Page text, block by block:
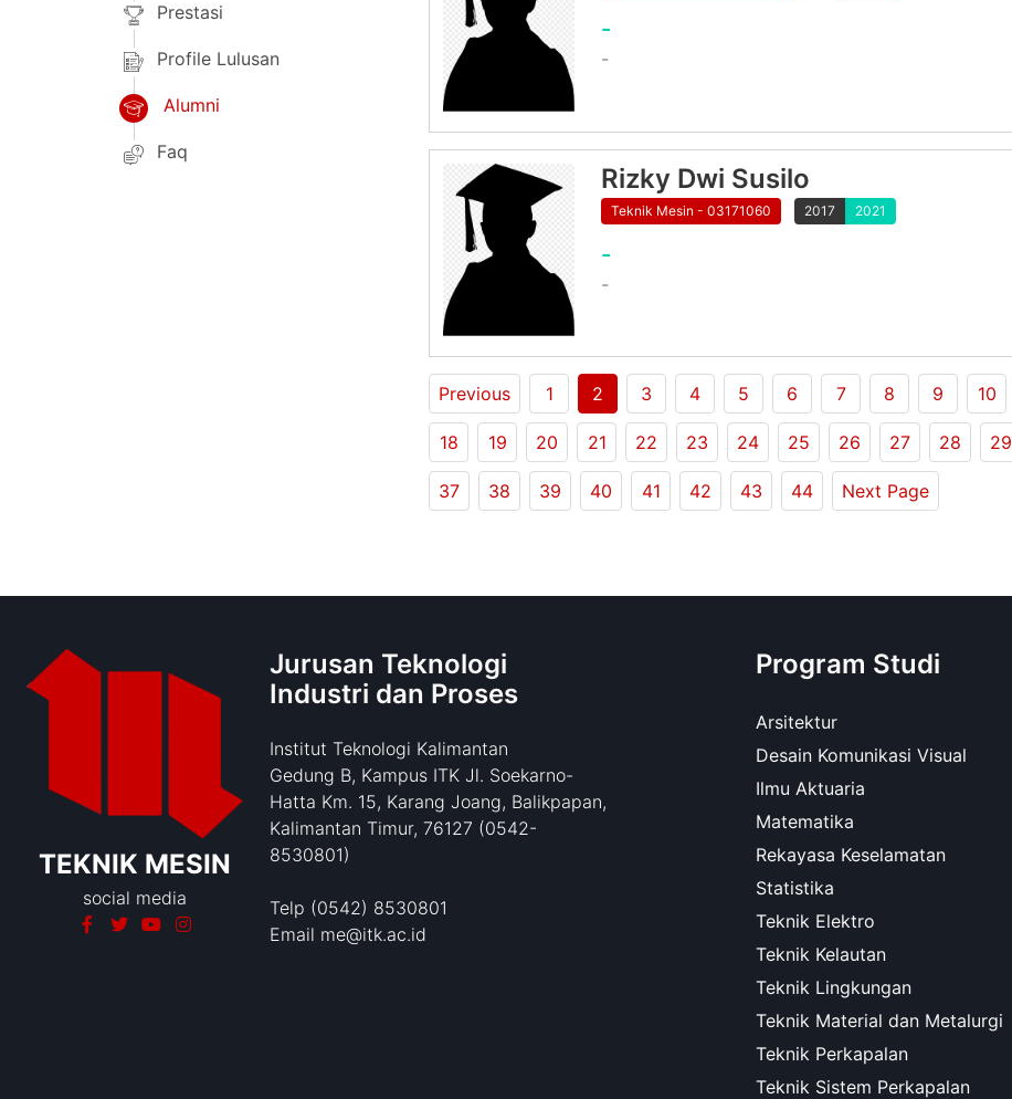
Prestasi
Profile Lulusan
Alumni
Faq
-
-
Rizky Dwi Susilo
Teknik Mesin - 03171060 2017 2021
-
-
Previous 1 2 3 4 5 6 7 8 9 10
18 19 20 21 22 23 24 25 26 27 28 29
37 38 39 40 41 42 43 44 Next Page
TEKNIK MESIN
social media
Jurusan Teknologi
Industri dan Proses
Institut Teknologi Kalimantan
Gedung B, Kampus ITK Jl. Soekarno-
Hatta Km. 15, Karang Joang, Balikpapan,
Kalimantan Timur, 76127 (0542-
8530801)
Telp (0542) 8530801
Email me@itk.ac.id
Program Studi
Arsitektur
Desain Komunikasi Visual
Ilmu Aktuaria
Matematika
Rekayasa Keselamatan
Statistika
Teknik Elektro
Teknik Kelautan
Teknik Lingkungan
Teknik Material dan Metalurgi
Teknik Perkapalan
Teknik Sistem Perkapalan